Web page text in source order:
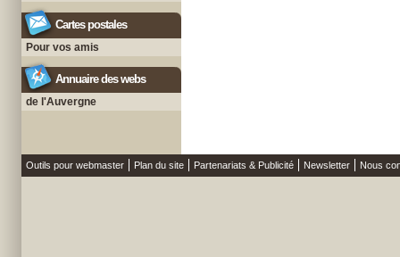
Cartes postales
Pour vos amis
Annuaire des webs
de l'Auvergne
Outils pour webmaster Plan du site Partenariats & Publicité Newsletter Nous